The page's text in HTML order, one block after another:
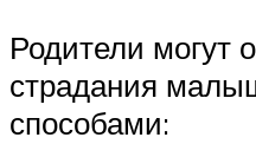
Родители могут
страдания
способами: